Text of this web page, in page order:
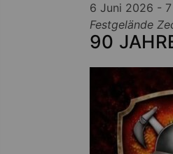
6 Juni 2026 -
Festgelände
90